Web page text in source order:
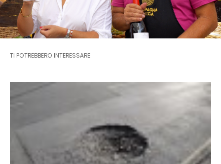
TI POTREBBERO INTERESSARE